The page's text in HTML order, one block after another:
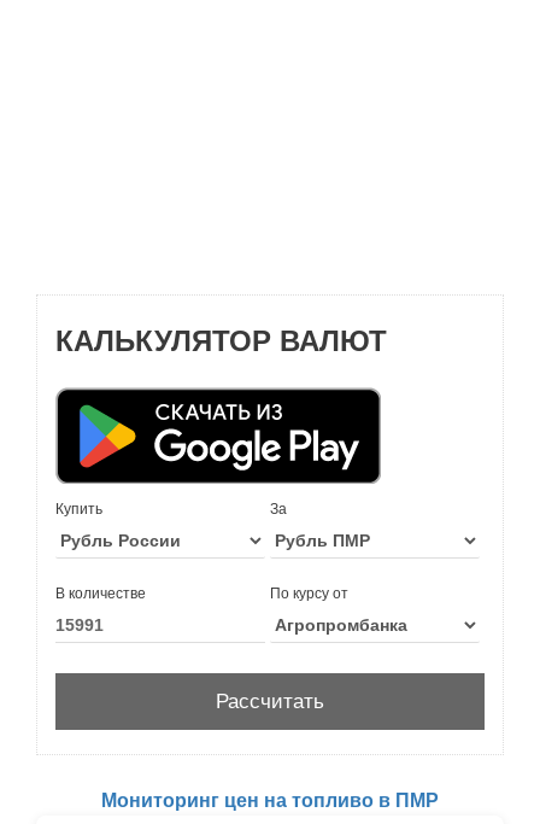
КАЛЬКУЛЯТОР ВАЛЮТ
Купить За
В количестве По курсу от
Мониторинг цен на топливо в ПМР